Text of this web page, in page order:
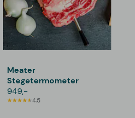
Meater
Stegetermometer
949,-
4,5